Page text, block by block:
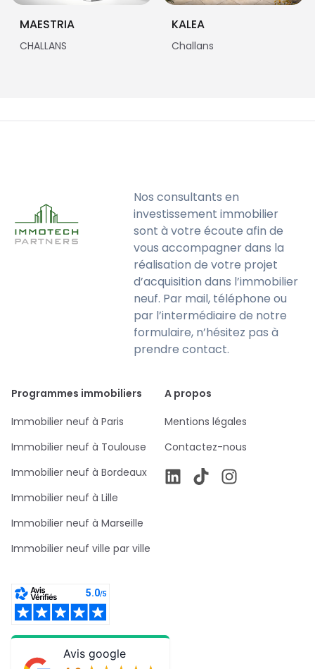
MAESTRIA
CHALLANS
KALEA
Challans
Nos consultants en
investissement immobilier
sont à votre écoute afin de
vous accompagner dans la
réalisation de votre projet
d’acquisition dans l’immobilier
neuf. Par mail, téléphone ou
par l’intermédiaire de notre
formulaire, n’hésitez pas à
prendre contact.
Programmes immobiliers
Immobilier neuf à Paris
Immobilier neuf à Toulouse
Immobilier neuf à Bordeaux
Immobilier neuf à Lille
Immobilier neuf à Marseille
Immobilier neuf ville par ville
A propos
Mentions légales
Contactez-nous
Avis google